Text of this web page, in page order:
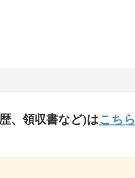
、領収書など)はこちら